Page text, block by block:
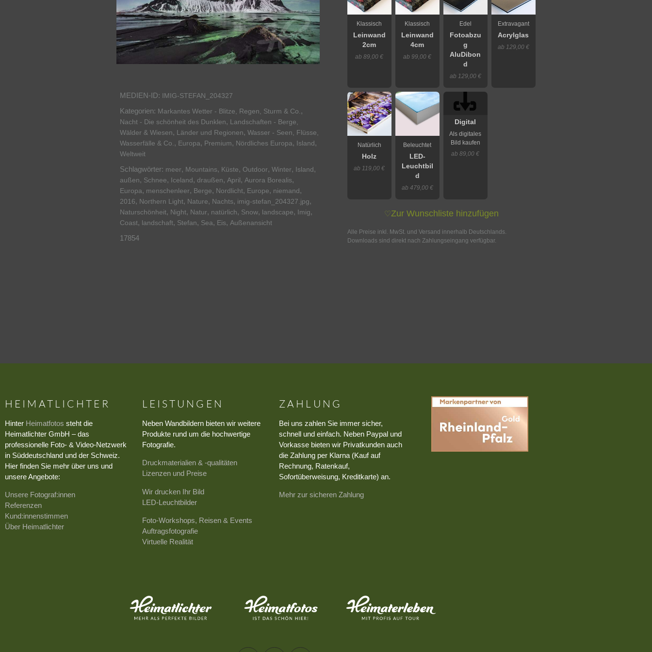
MEDIEN-ID: IMIG-STEFAN_204327
Kategorien: Markantes Wetter - Blitze, Regen, Sturm & Co.,
Nacht - Die schönheit des Dunklen, Landschaften - Berge,
Wälder & Wiesen, Länder und Regionen, Wasser - Seen, Flüsse,
Wasserfälle & Co., Europa, Premium, Nördliches Europa, Island,
Weltweit
Schlagwörter: meer, Mountains, Küste, Outdoor, Winter, Island,
außen, Schnee, Iceland, draußen, April, Aurora Borealis,
Europa, menschenleer, Berge, Nordlicht, Europe, niemand,
2016, Northern Light, Nature, Nachts, imig-stefan_204327.jpg,
Naturschönheit, Night, Natur, natürlich, Snow, landscape, Imig,
Coast, landschaft, Stefan, Sea, Eis, Außenansicht
17854
Klassisch
Leinwand
2cm
ab 89,00 €
Klassisch
Leinwand
4cm
ab 99,00 €
Edel
Fotoabzu
g
AluDibon
d
ab 129,00 €
Extravagant
Acrylglas
ab 129,00 €
Natürlich
Holz
ab 119,00 €
Beleuchtet
LED-
Leuchtbil
d
ab 479,00 €
Digital
Als digitales
Bild kaufen
ab 89,00 €
♡Zur Wunschliste hinzufügen
Alle Preise inkl. MwSt. und Versand innerhalb Deutschlands.
Downloads sind direkt nach Zahlungseingang verfügbar.
HEIMATLICHTER
Hinter Heimatfotos steht die
Heimatlichter GmbH – das
professionelle Foto- & Video-Netzwerk
in Süddeutschland und der Schweiz.
Hier finden Sie mehr über uns und
unsere Angebote:
Unsere Fotograf:innen
Referenzen
Kund:innenstimmen
Über Heimatlichter
LEISTUNGEN
Neben Wandbildern bieten wir weitere
Produkte rund um die hochwertige
Fotografie.
Druckmaterialien & -qualitäten
Lizenzen und Preise
Wir drucken Ihr Bild
LED-Leuchtbilder
Foto-Workshops, Reisen & Events
Auftragsfotografie
Virtuelle Realität
ZAHLUNG
Bei uns zahlen Sie immer sicher,
schnell und einfach. Neben Paypal und
Vorkasse bieten wir Privatkunden auch
die Zahlung per Klarna (Kauf auf
Rechnung, Ratenkauf,
Sofortüberweisung, Kreditkarte) an.
Mehr zur sicheren Zahlung